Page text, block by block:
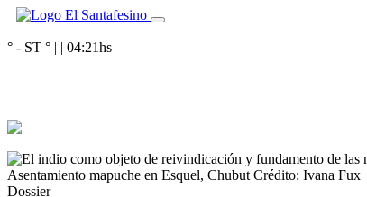
° - ST ° | | 04:21hs
Asentamiento mapuche en Esquel, Chubut Crédito: Ivana Fux
Dossier